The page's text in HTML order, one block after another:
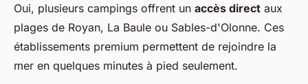
Oui, plusieurs campings offrent un accès direct aux
plages de Royan, La Baule ou Sables-d'Olonne. Ces
établissements premium permettent de rejoindre la
mer en quelques minutes à pied seulement.